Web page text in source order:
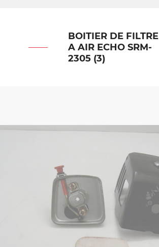
BOITIER DE FILTRE
A AIR ECHO SRM-
2305 (3)